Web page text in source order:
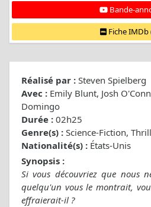
Bande-
Fiche IMDb
Réalisé par : Steven Spielberg
Avec : Emily Blunt, Josh
Domingo
Durée : 02h25
Genre(s) : Science-Fiction,
Nationalité(s) : États-Unis
Synopsis :
Si vous découvriez que nous
quelqu'un vous le montrait,
effraierait-il ?